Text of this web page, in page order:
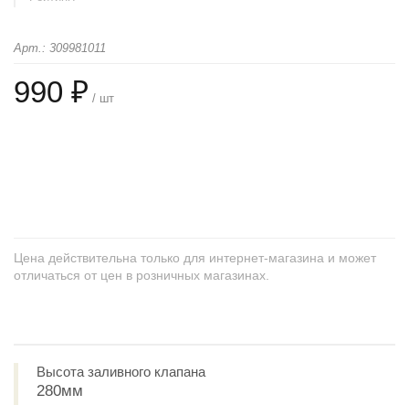
Арт.: 309981011
990 ₽ / шт
Цена действительна только для интернет-магазина и может
отличаться от цен в розничных магазинах.
Высота заливного клапана
280мм